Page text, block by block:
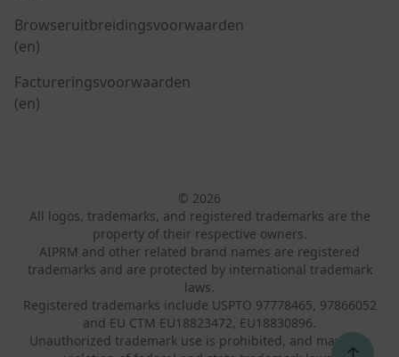
Browseruitbreidingsvoorwaarden
(en)
Factureringsvoorwaarden
(en)
© 2026
All logos, trademarks, and registered trademarks are the
property of their respective owners.
AIPRM and other related brand names are registered
trademarks and are protected by international trademark
laws.
Registered trademarks include USPTO 97778465, 97866052
and EU CTM EU18823472, EU18830896.
Unauthorized trademark use is prohibited, and may be a